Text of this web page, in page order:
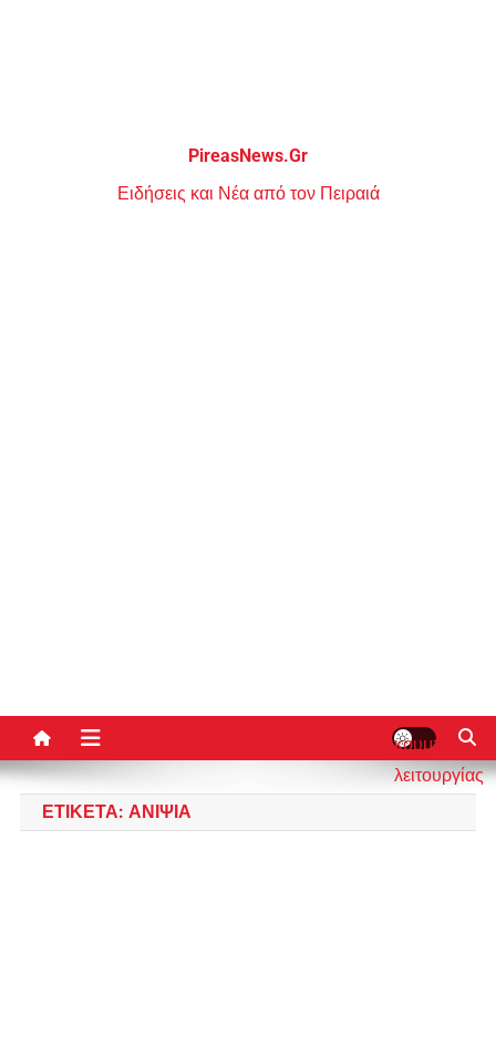
PireasNews.Gr
Ειδήσεις και Νέα από τον Πειραιά
κουμπί
λειτουργίας
ΕΤΙΚΈΤΑ: ΑΝΙΨΙΆ